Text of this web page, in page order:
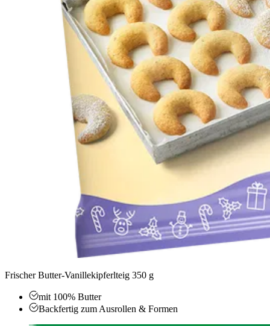
Frischer Butter-Vanillekipferlteig 350 g
mit 100% Butter
Backfertig zum Ausrollen & Formen